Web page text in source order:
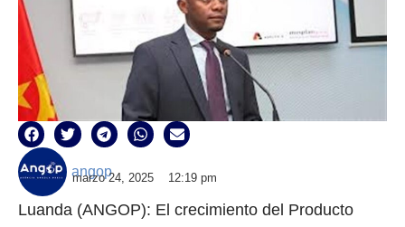
angop
marzo 24, 2025 12:19 pm
Luanda (ANGOP): El crecimiento del Producto